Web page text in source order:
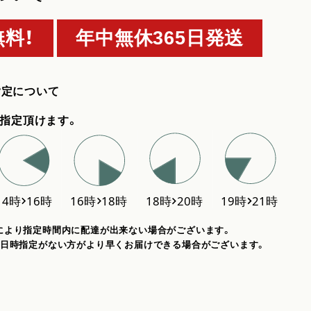
！ 年中無休365日発送
について
定頂けます。
り指定時間内に配達が出来ない場合がございます。
時指定がない方がより早くお届けできる場合がございます。